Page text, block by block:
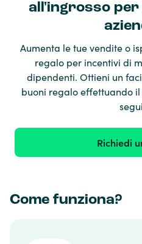
all'ingrosso per
Aumenta le tue vendite o
regalo per incentivi di
dipendenti. Ottieni un
buoni regalo effettuando
Richiedi
Come funziona?